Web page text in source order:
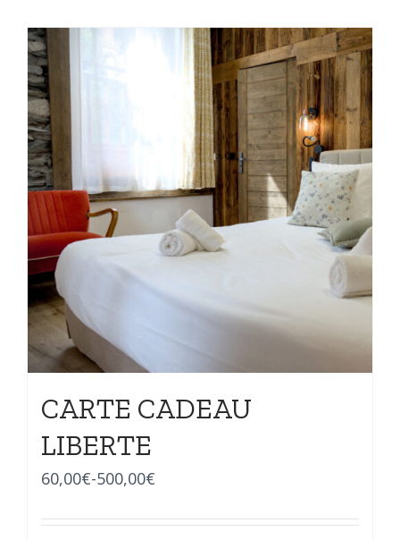
CARTE CADEAU
LIBERTE
60,00€-500,00€